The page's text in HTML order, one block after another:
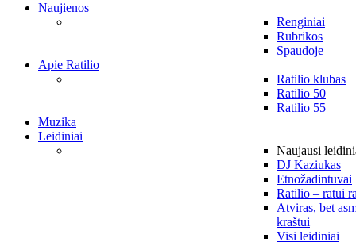
Naujienos
Renginiai
Rubrikos
Spaudoje
Apie Ratilio
Ratilio klubas
Ratilio 50
Ratilio 55
Muzika
Leidiniai
Naujausi
DJ Kaziukas
Etnožadintuvai
Ratilio – ratui
Atviras, bet
kraštui
Visi leidiniai